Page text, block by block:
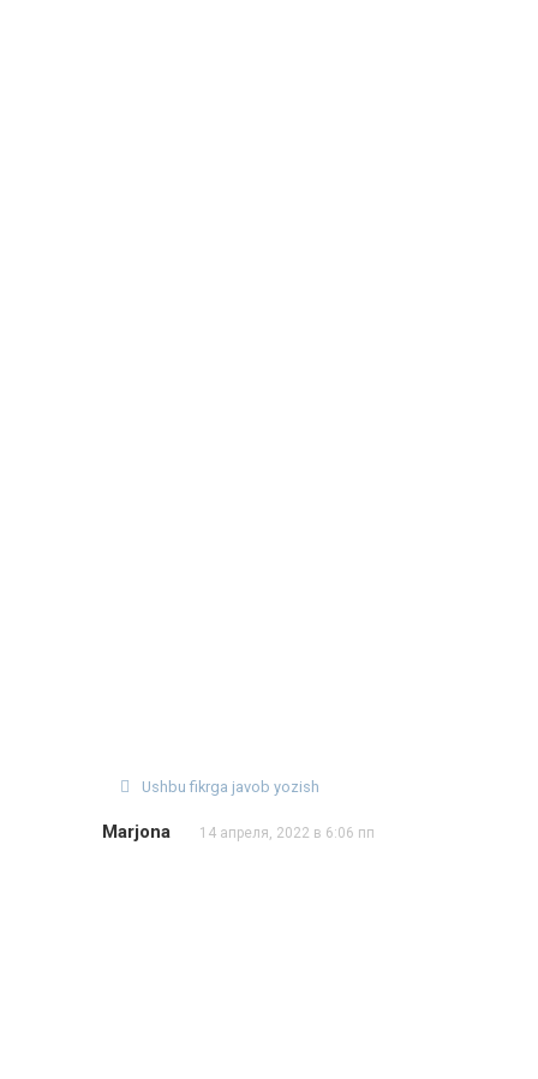
Ushbu fikrga javob yozish
Marjona 14 апреля, 2022 в 6:06 пп